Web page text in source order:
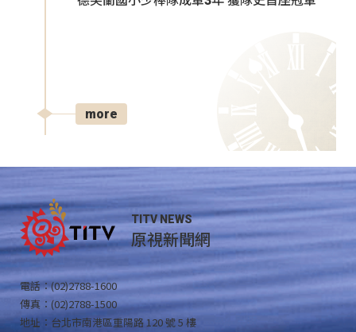
more
TITV NEWS
原視新聞網
電話：(02)2788-1600
傳真：(02)2788-1500
地址：台北市南港區重陽路 120 號 5 樓